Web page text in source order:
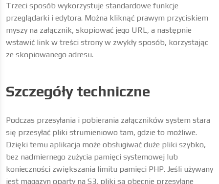
Trzeci sposób wykorzystuje standardowe funkcje
przeglądarki i edytora. Można kliknąć prawym przyciskiem
myszy na załącznik, skopiować jego URL, a następnie
wstawić link w treści strony w zwykły sposób, korzystając
ze skopiowanego adresu.
Szczegóły techniczne
Podczas przesyłania i pobierania załączników system stara
się przesyłać pliki strumieniowo tam, gdzie to możliwe.
Dzięki temu aplikacja może obsługiwać duże pliki szybko,
bez nadmiernego zużycia pamięci systemowej lub
konieczności zwiększania limitu pamięci PHP. Jeśli używany
jest magazyn oparty na S3, pliki są obecnie przesyłane